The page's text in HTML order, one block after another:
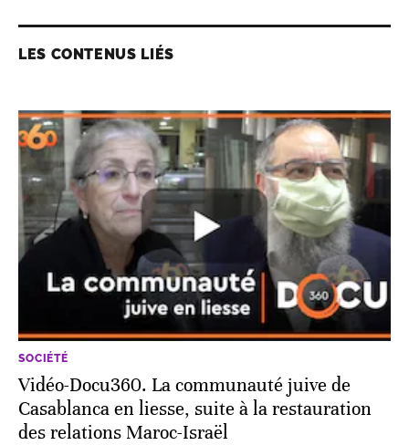
LES CONTENUS LIÉS
SOCIÉTÉ
Vidéo-Docu360. La communauté juive de
Casablanca en liesse, suite à la restauration
des relations Maroc-Israël